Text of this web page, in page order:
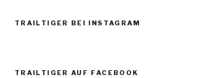
TRAILTIGER BEI INSTAGRAM
TRAILTIGER AUF FACEBOOK